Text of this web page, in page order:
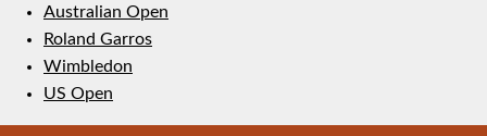
Australian Open
Roland Garros
Wimbledon
US Open